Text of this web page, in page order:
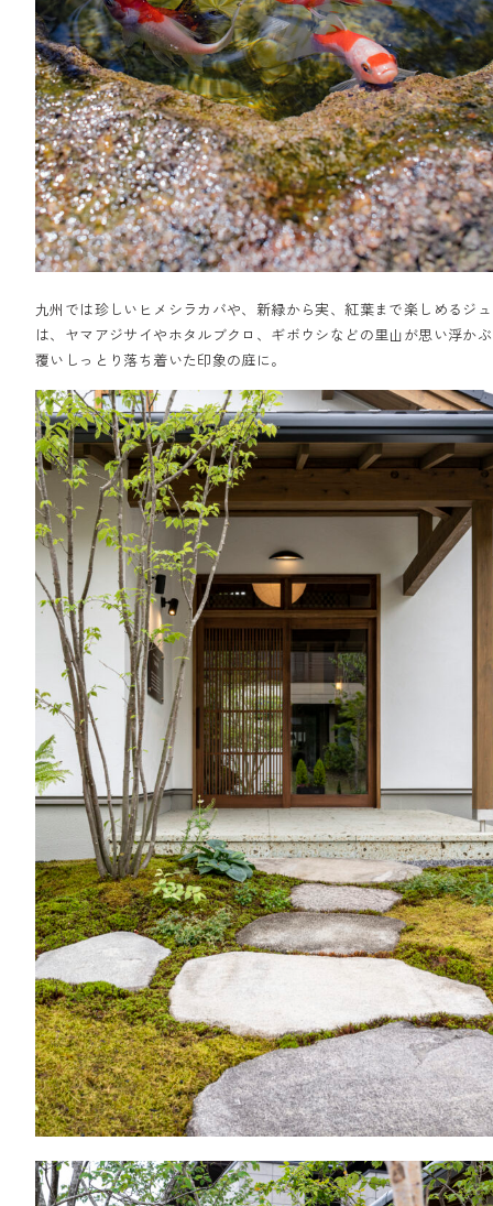
九州では珍しいヒメシラカバや、新緑から実、紅葉まで楽しめるジ
は、ヤマアジサイやホタルブクロ、ギボウシなどの里山が思い浮か
覆いしっとり落ち着いた印象の庭に。